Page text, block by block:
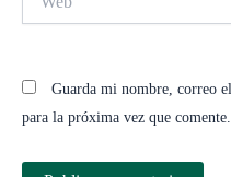
Guarda mi nombre, correo
para la próxima vez que comente.